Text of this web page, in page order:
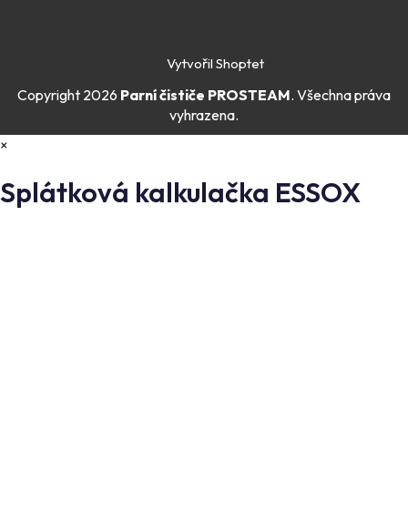
Vytvořil Shoptet
Copyright 2026 Parní čističe PROSTEAM. Všechna práva
vyhrazena.
×
Splátková kalkulačka ESSOX